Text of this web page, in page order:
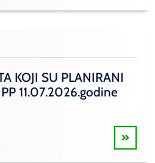
KOJI SU PLANIRANI
11.07.2026.godine